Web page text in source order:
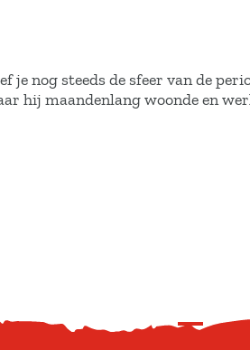
nog steeds de sfeer van de
hij maandenlang woonde en
S